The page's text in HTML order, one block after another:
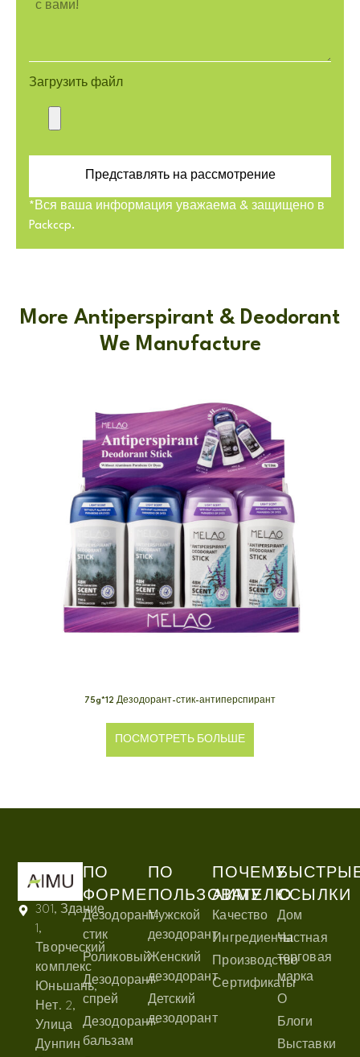
Загрузить файл
Представлять на рассмотрение
*Вся ваша информация уважаема & защищено в
Packccp.
More Antiperspirant & Deodorant
We Manufacture
75g*12 Дезодорант-стик-антиперспирант
ПОСМОТРЕТЬ БОЛЬШЕ
301, Здание
1,
Творческий
комплекс
Юньшань,
Нет. 2,
Улица
Дунпин
ПО
ФОРМЕ
Дезодорант-
стик
Роликовый
Дезодорант-
спрей
Дезодорант-
бальзам
ПО
ПОЛЬЗОВАТЕЛЮ
Мужской
дезодорант
Женский
дезодорант
Детский
дезодорант
ПОЧЕМУ
АИМУ
Качество
Ингредиенты
Производство
Сертификаты
ССЫЛКИ
Дом
Частная
торговая
марка
О
Блоги
Выставки